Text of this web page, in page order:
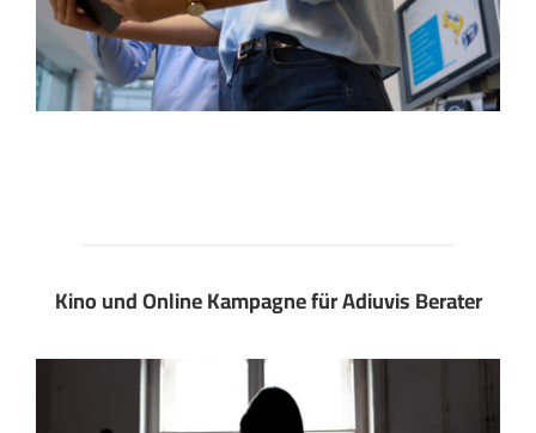
Kino und Online Kampagne für Adiuvis Berater